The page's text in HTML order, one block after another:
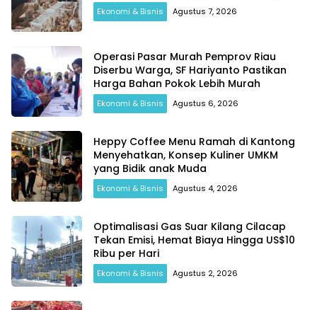
Ekonomi & Bisnis Agustus 7, 2026
Operasi Pasar Murah Pemprov Riau
Diserbu Warga, SF Hariyanto Pastikan
Harga Bahan Pokok Lebih Murah
Ekonomi & Bisnis Agustus 6, 2026
Heppy Coffee Menu Ramah di Kantong
Menyehatkan, Konsep Kuliner UMKM
yang Bidik anak Muda
Ekonomi & Bisnis Agustus 4, 2026
Optimalisasi Gas Suar Kilang Cilacap
Tekan Emisi, Hemat Biaya Hingga US$10
Ribu per Hari
Ekonomi & Bisnis Agustus 2, 2026